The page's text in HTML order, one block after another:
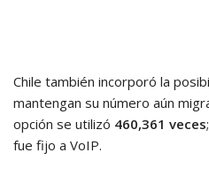
Chile también incorporó la
mantengan su número aún
opción se utilizó 460,361 veces
fue fijo a VoIP.